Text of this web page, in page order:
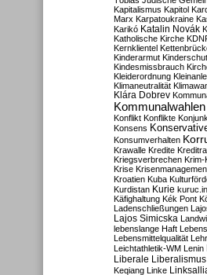
Kapitalismus Kapitol
Marx Karpatoukraine
Karikó Katalin Novák
Katholische Kirche
Kernklientel
Kinderarmut
Kindesmissbrauch
Kleiderordnung
Klimaneutralität
Klára Dobrev
Kommunalwahlen
Konflikt Konflikte
Konsens
Konsumverhalten
Krawalle Kredite
Kriegsverbrechen Krim-
Krise
Kroatien Kuba
Kurdistan Kurie
Käfighaltung Kék Pont
Ladenschließungen
Lajos Simicska
lebenslange Haft
Lebensmittelqualität
Leichtathletik-WM Lenin
Liberale Liberalismus
Keqiang Linke